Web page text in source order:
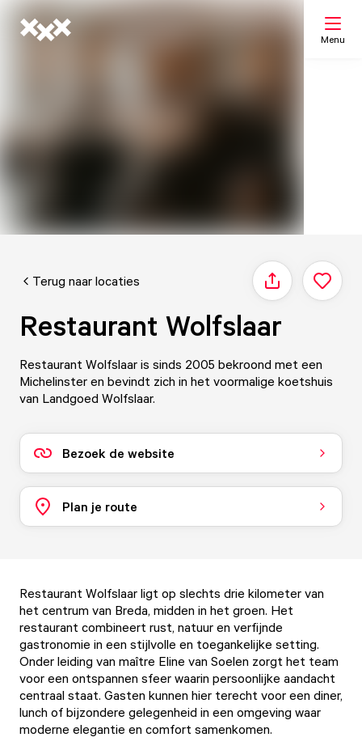
Menu
Terug naar locaties Delen
Restaurant Wolfslaar
Restaurant Wolfslaar is sinds 2005 bekroond met een
Michelinster en bevindt zich in het voormalige koetshuis
van Landgoed Wolfslaar.
Bezoek de website
Plan je route
Restaurant Wolfslaar ligt op slechts drie kilometer van
het centrum van Breda, midden in het groen. Het
restaurant combineert rust, natuur en verfijnde
gastronomie in een stijlvolle en toegankelijke setting.
Onder leiding van maître Eline van Soelen zorgt het team
voor een ontspannen sfeer waarin persoonlijke aandacht
centraal staat. Gasten kunnen hier terecht voor een diner,
lunch of bijzondere gelegenheid in een omgeving waar
moderne elegantie en comfort samenkomen.